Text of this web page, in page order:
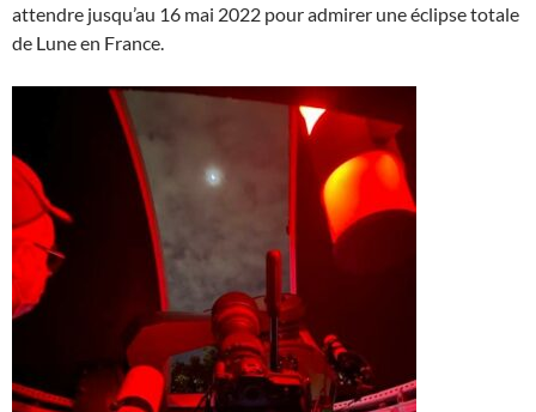
attendre jusqu’au 16 mai 2022 pour admirer une éclipse totale
de Lune en France.